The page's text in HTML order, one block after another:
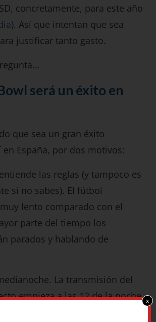
concretamente, para este año
). Así que intentan que sea
justificar tanto gasto.
será un éxito en
que sea un gran éxito
España, por dos motivos:
las reglas (y tampoco es
si no sabes). El fútbol
lento comparado con el
parte del tiempo los
parados y hablando de
La transmisión del
empieza a las 12 de la noche x